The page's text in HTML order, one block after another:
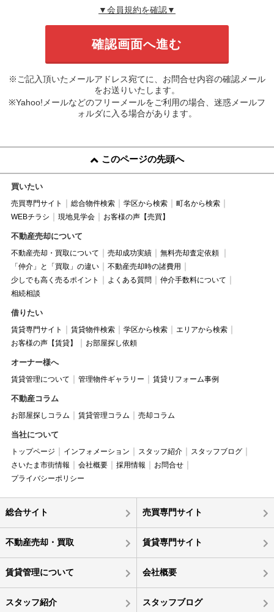
▼会員規約を確認▼
※ご記入頂いたメールアドレス宛てに、お問合せ内容の確認メール
をお送りいたします。
※Yahoo!メールなどのフリーメールをご利用の場合、迷惑メールフ
ォルダに入る場合があります。
このページの先頭へ
買いたい
売買専門サイト 総合物件検索 学区から検索
町名から検索
WEBチラシ
現地見学会 お客様の声【売買】
不動産売却について
不動産売却・買取について 売却成功実績
無料売却査定依頼
「仲介」と「買取」の違い
不動産売却時の諸費用
少しでも高く売るポイント
よくある質問
仲介手数料について
相続相談
借りたい
賃貸専門サイト 賃貸物件検索 学区から検索
エリアから検索
お客様の声【賃貸】
お部屋探し依頼
オーナー様へ
賃貸管理について 管理物件ギャラリー 賃貸リフォーム事例
不動産コラム
お部屋探しコラム 賃貸管理コラム 売却コラム
当社について
トップページ インフォメーション スタッフ紹介
スタッフブログ
さいたま市街情報
会社概要 採用情報
お問合せ
プライバシーポリシー
総合サイト 売買専門サイト
不動産売却・買取 賃貸専門サイト
賃貸管理について 会社概要
スタッフ紹介 スタッフブログ